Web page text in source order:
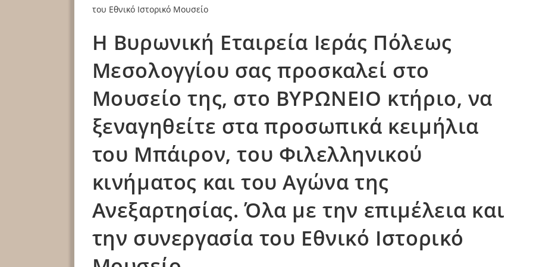
Η Βυρωνική Εταιρεία Ιεράς Πόλεως
Μεσολογγίου σας προσκαλεί στο
Μουσείο της, στο ΒΥΡΩΝΕΙΟ κτήριο, να
ξεναγηθείτε στα προσωπικά κειμήλια
του Μπάιρον, του Φιλελληνικού
κινήματος και του Αγώνα της
Ανεξαρτησίας. Όλα με την επιμέλεια και
την συνεργασία του Εθνικό Ιστορικό